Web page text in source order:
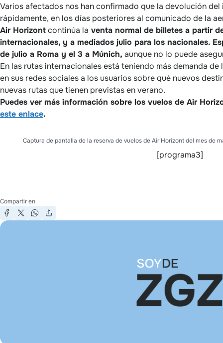
Varios afectados nos han confirmado que la devolución
rápidamente, en los días posteriores al comunicado de la
Air Horizontcontinúa la venta normal de billetes a partir
internacionales, y a mediados julio para los nacionales. E
de julio a Roma y el 3 a Múnich, aunque no lo puede
En las rutas internacionales está teniendo más demanda
en sus redes sociales a los usuarios sobre qué nuevos
nuevas rutas que tienen previstas en verano.
Puedes ver más información sobre los vuelos de Air
este enlace.
Captura de pantalla de la reserva de vuelos de Air Horizont del mes de
[programa3]
Compartir en